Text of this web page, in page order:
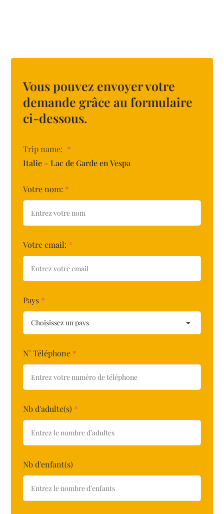
Vous pouvez envoyer votre
demande grâce au formulaire
ci-dessous.
Trip name: *
Italie – Lac de Garde en Vespa
Votre nom: *
Votre email: *
Pays *
N° Téléphone *
Nb d'adulte(s) *
Nb d'enfant(s)